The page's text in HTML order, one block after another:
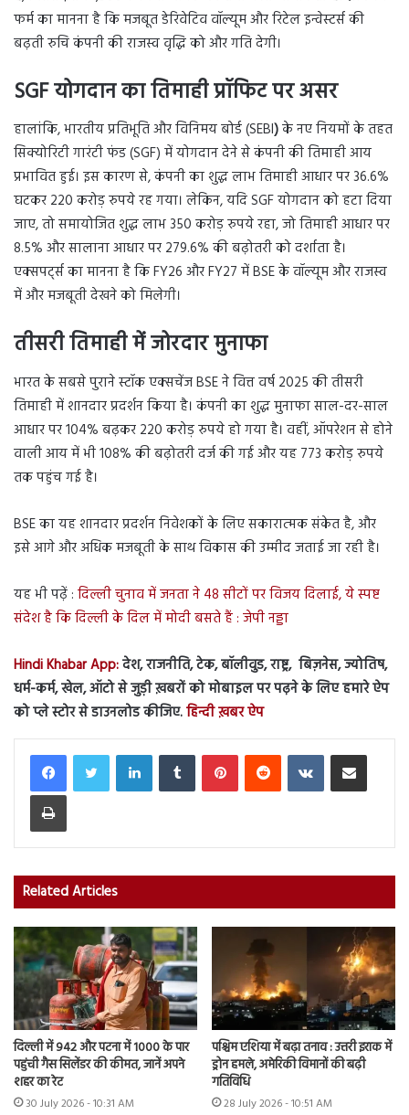
फर्म का मानना है कि मजबूत डेरिवेटिव वॉल्यूम और रिटेल इन्वेस्टर्स की
बढ़ती रुचि कंपनी की राजस्व वृद्धि को और गति देगी।
SGF योगदान का तिमाही प्रॉफिट पर असर
हालांकि, भारतीय प्रतिभूति और विनिमय बोर्ड (SEBI)के नए नियमों के तहत
सिक्योरिटी गारंटी फंड (SGF) में योगदान देने से कंपनी की तिमाही आय
प्रभावित हुई। इस कारण से, कंपनी का शुद्ध लाभ तिमाही आधार पर 36.6%
घटकर 220 करोड़रुपये रह गया। लेकिन, यदि SGF योगदान को हटा दिया
जाए, तो समायोजित शुद्ध लाभ 350 करोड़ रुपये रहा, जो तिमाही आधार पर
8.5% और सालाना आधार पर 279.6% की बढ़ोतरी को दर्शाता है।
एक्सपर्ट्स का मानना है कि FY26 और FY27 में BSE के वॉल्यूम और राजस्व
में और मजबूती देखने को मिलेगी।
तीसरी तिमाही में जोरदार मुनाफा
भारत के सबसे पुराने स्टॉक एक्सचेंज BSE ने वित्त वर्ष 2025 की तीसरी
तिमाही में शानदार प्रदर्शन किया है। कंपनी का शुद्धमुनाफा साल-दर-साल
आधार पर 104% बढ़कर 220 करोड़ रुपये हो गया है। वहीं, ऑपरेशन से होने
वाली आय में भी 108% की बढ़ोतरी दर्ज की गई और यह 773 करोड़ रुपये
तक पहुंच गई है।
BSE का यह शानदार प्रदर्शन निवेशकों के लिए सकारात्मक संकेत है, और
इसे आगे और अधिक मजबूती के साथ विकास की उम्मीद जताई जा रही है।
यह भी पढ़ें : दिल्ली चुनाव में जनता ने 48 सीटों पर विजय दिलाई, ये स्पष्ट
संदेश है कि दिल्ली के दिल में मोदी बसते हैं : जेपी नड्डा
Hindi Khabar App:देश, राजनीति, टेक, बॉलीवुड, राष्ट्र, बिज़नेस, ज्योतिष,
धर्म-कर्म, खेल, ऑटो से जुड़ी ख़बरों को मोबाइल पर पढ़ने के लिए हमारे ऐप
को प्ले स्टोर से डाउनलोड कीजिए.हिन्दी ख़बर ऐप
LinkedInTumblr PinterestReddit VKontakteShare via Email
Print
Related Articles
दिल्ली में 942 और पटना में 1000 के पार
पहुंची गैस सिलेंडर की कीमत, जानें अपने
शहर का रेट
30 July 2026 - 10:31 AM
पश्चिम एशिया में बढ़ा तनाव : उत्तरी इराक में
ड्रोन हमले, अमेरिकी विमानों की बढ़ी
गतिविधि
28 July 2026 - 10:51 AM